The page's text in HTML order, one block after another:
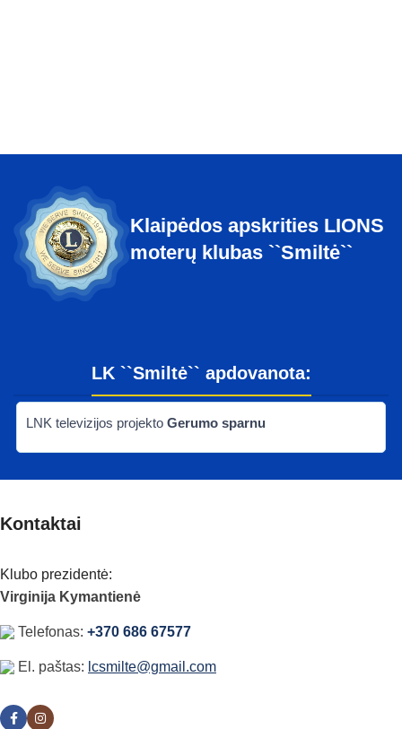
Klaipėdos apskrities LIONS
moterų klubas ``Smiltė``
LK ``Smiltė`` apdovanota:
LNK televizijos projekto Gerumo sparnu
Kontaktai
Klubo prezidentė:
Virginija Kymantienė
Telefonas: +370 686 67577
El. paštas: lcsmilte@gmail.com